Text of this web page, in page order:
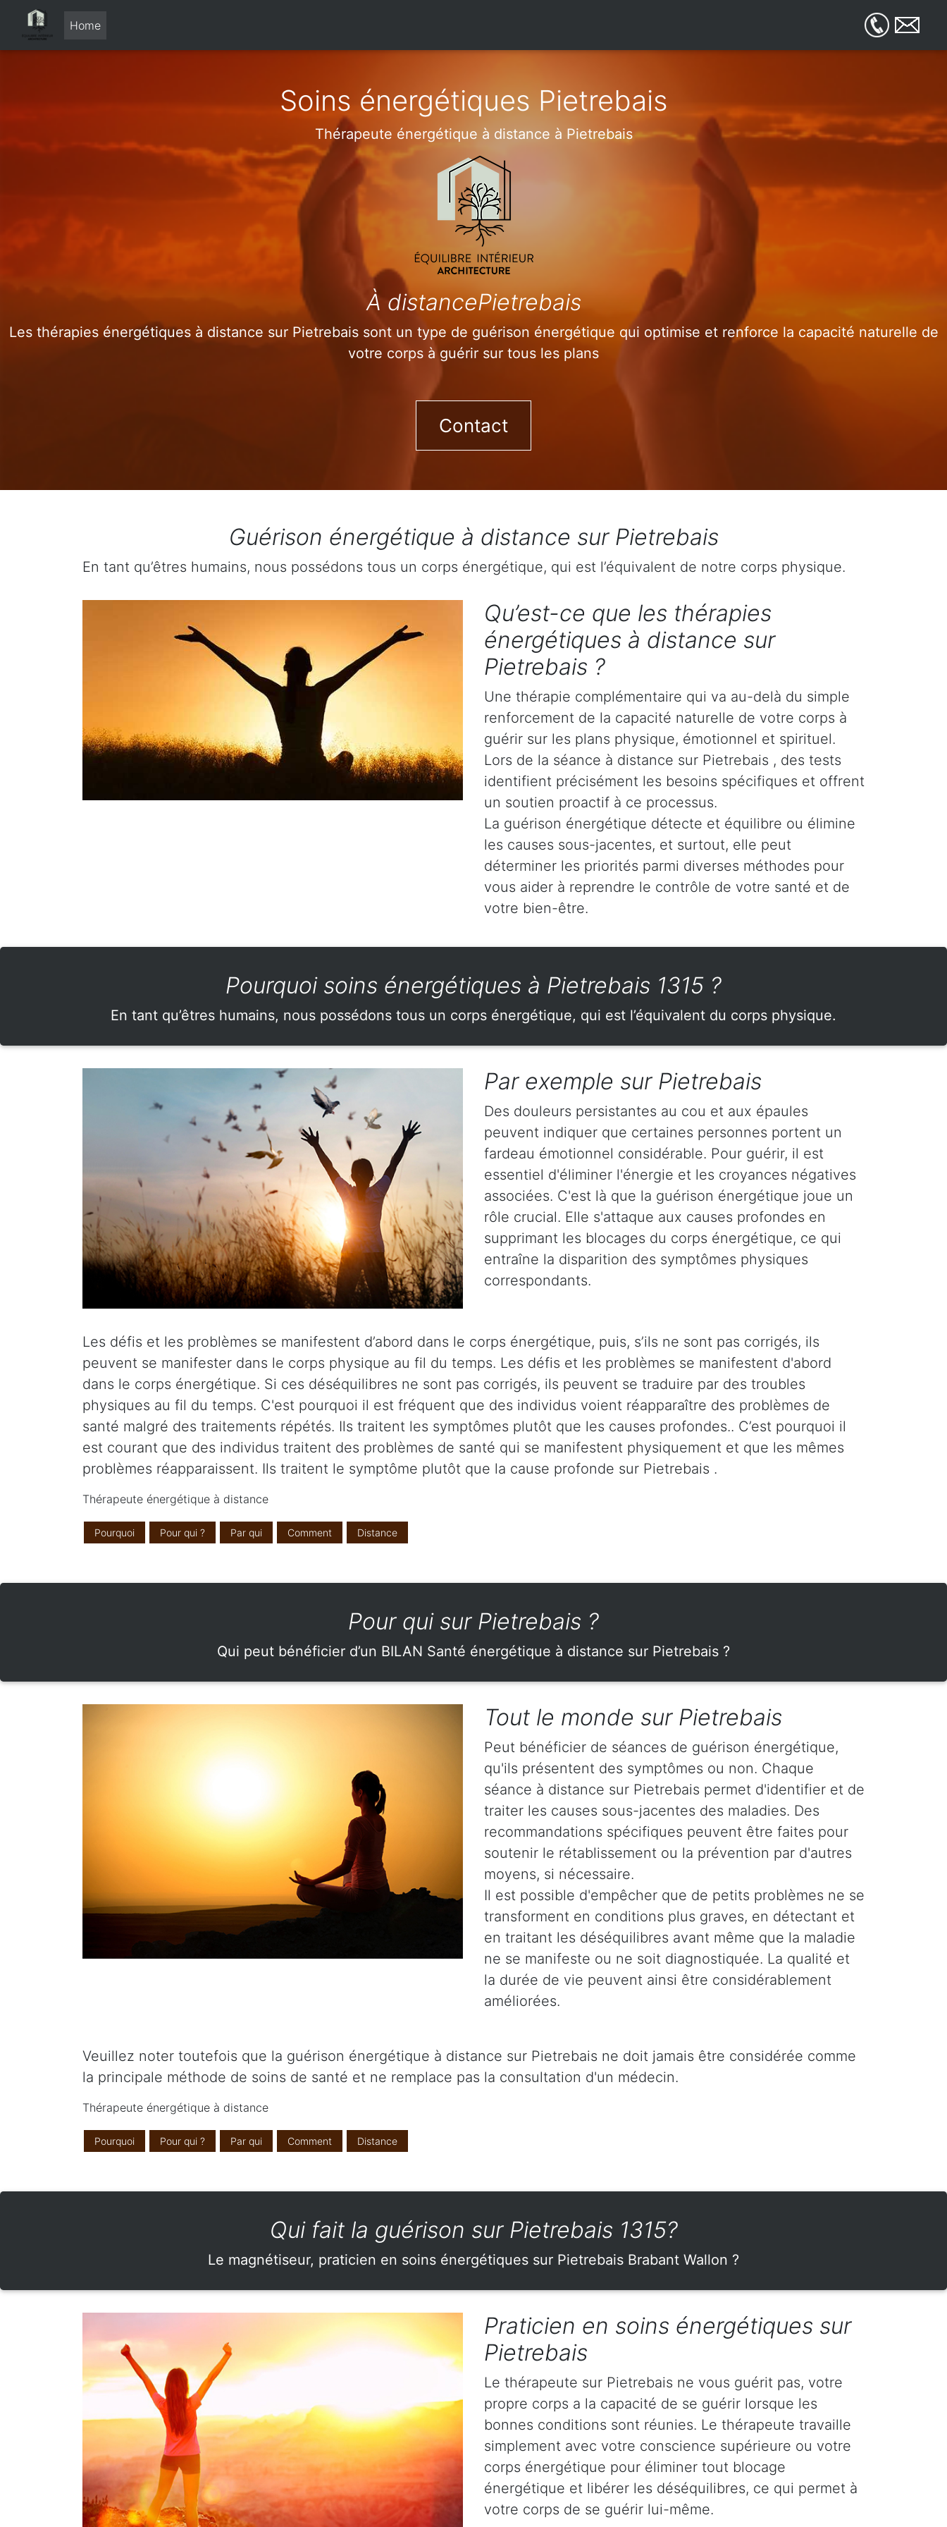
Home
Soins énergétiques Pietrebais
Thérapeute énergétique à distance à Pietrebais
À distancePietrebais
Les thérapies énergétiques à distance sur Pietrebais sont un type de guérison énergétique qui optimise et renforce la capacité naturelle de
votre corps à guérir sur tous les plans
Contact
Guérison énergétique à distance sur Pietrebais
En tant qu’êtres humains, nous possédons tous un corps énergétique, qui est l’équivalent de notre corps physique.
Qu’est-ce que les thérapies
énergétiques à distance sur
Pietrebais ?
Une thérapie complémentaire qui va au-delà du simple
renforcement de la capacité naturelle de votre corps à
guérir sur les plans physique, émotionnel et spirituel.
Lors de la séance à distance sur Pietrebais , des tests
identifient précisément les besoins spécifiques et offrent
un soutien proactif à ce processus.
La guérison énergétique détecte et équilibre ou élimine
les causes sous-jacentes, et surtout, elle peut
déterminer les priorités parmi diverses méthodes pour
vous aider à reprendre le contrôle de votre santé et de
votre bien-être.
Pourquoi soins énergétiques à Pietrebais 1315 ?
En tant qu’êtres humains, nous possédons tous un corps énergétique, qui est l’équivalent du corps physique.
Par exemple sur Pietrebais
Des douleurs persistantes au cou et aux épaules
peuvent indiquer que certaines personnes portent un
fardeau émotionnel considérable. Pour guérir, il est
essentiel d'éliminer l'énergie et les croyances négatives
associées. C'est là que la guérison énergétique joue un
rôle crucial. Elle s'attaque aux causes profondes en
supprimant les blocages du corps énergétique, ce qui
entraîne la disparition des symptômes physiques
correspondants.
Les défis et les problèmes se manifestent d’abord dans le corps énergétique, puis, s’ils ne sont pas corrigés, ils
peuvent se manifester dans le corps physique au fil du temps. Les défis et les problèmes se manifestent d'abord
dans le corps énergétique. Si ces déséquilibres ne sont pas corrigés, ils peuvent se traduire par des troubles
physiques au fil du temps. C'est pourquoi il est fréquent que des individus voient réapparaître des problèmes de
santé malgré des traitements répétés. Ils traitent les symptômes plutôt que les causes profondes.. C’est pourquoi il
est courant que des individus traitent des problèmes de santé qui se manifestent physiquement et que les mêmes
problèmes réapparaissent. Ils traitent le symptôme plutôt que la cause profonde sur Pietrebais .
Thérapeute énergétique à distance
Pourquoi Pour qui ? Par qui Comment Distance
Pour qui sur Pietrebais ?
Qui peut bénéficier d’un BILAN Santé énergétique à distance sur Pietrebais ?
Tout le monde sur Pietrebais
Peut bénéficier de séances de guérison énergétique,
qu'ils présentent des symptômes ou non. Chaque
séance à distance sur Pietrebais permet d'identifier et de
traiter les causes sous-jacentes des maladies. Des
recommandations spécifiques peuvent être faites pour
soutenir le rétablissement ou la prévention par d'autres
moyens, si nécessaire.
Il est possible d'empêcher que de petits problèmes ne se
transforment en conditions plus graves, en détectant et
en traitant les déséquilibres avant même que la maladie
ne se manifeste ou ne soit diagnostiquée. La qualité et
la durée de vie peuvent ainsi être considérablement
améliorées.
Veuillez noter toutefois que la guérison énergétique à distance sur Pietrebais ne doit jamais être considérée comme
la principale méthode de soins de santé et ne remplace pas la consultation d'un médecin.
Thérapeute énergétique à distance
Pourquoi Pour qui ? Par qui Comment Distance
Qui fait la guérison sur Pietrebais 1315?
Le magnétiseur, praticien en soins énergétiques sur Pietrebais Brabant Wallon ?
Praticien en soins énergétiques sur
Pietrebais
Le thérapeute sur Pietrebais ne vous guérit pas, votre
propre corps a la capacité de se guérir lorsque les
bonnes conditions sont réunies. Le thérapeute travaille
simplement avec votre conscience supérieure ou votre
corps énergétique pour éliminer tout blocage
énergétique et libérer les déséquilibres, ce qui permet à
votre corps de se guérir lui-même.